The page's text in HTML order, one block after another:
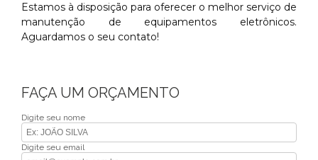
Estamos à disposição para oferecer o melhor serviço de
manutenção de equipamentos eletrônicos.
Aguardamos o seu contato!
FAÇA UM ORÇAMENTO
Digite seu nome
Digite seu email